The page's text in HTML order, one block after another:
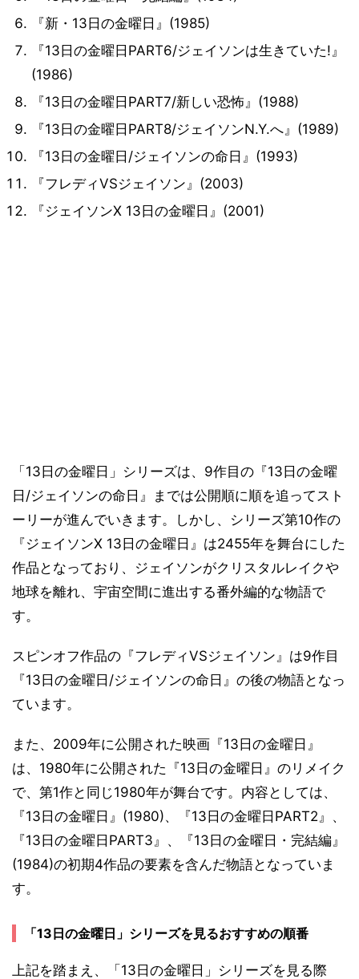
『新・13日の金曜日』(1985)
『13日の金曜日PART6/ジェイソンは生きていた!』
(1986)
『13日の金曜日PART7/新しい恐怖』(1988)
『13日の金曜日PART8/ジェイソンN.Y.へ』(1989)
『13日の金曜日/ジェイソンの命日』(1993)
『フレディVSジェイソン』(2003)
『ジェイソンX 13日の金曜日』(2001)
「13日の金曜日」シリーズは、9作目の『13日の金曜
日/ジェイソンの命日』までは公開順に順を追ってスト
ーリーが進んでいきます。しかし、シリーズ第10作の
『ジェイソンX 13日の金曜日』は2455年を舞台にした
作品となっており、ジェイソンがクリスタルレイクや
地球を離れ、宇宙空間に進出する番外編的な物語で
す。
スピンオフ作品の『フレディVSジェイソン』は9作目
『13日の金曜日/ジェイソンの命日』の後の物語となっ
ています。
また、2009年に公開された映画『13日の金曜日』
は、1980年に公開された『13日の金曜日』のリメイク
で、第1作と同じ1980年が舞台です。内容としては、
『13日の金曜日』(1980)、『13日の金曜日PART2』、
『13日の金曜日PART3』、『13日の金曜日・完結編』
(1984)の初期4作品の要素を含んだ物語となっていま
す。
「13日の金曜日」シリーズを見るおすすめの順番
上記を踏まえ、「13日の金曜日」シリーズを見る際